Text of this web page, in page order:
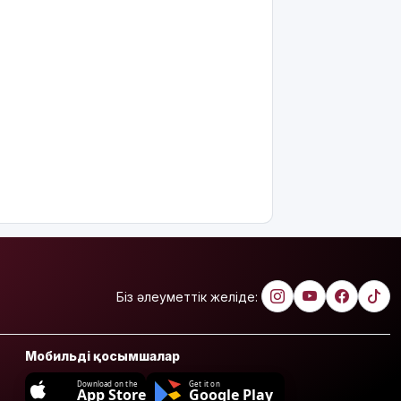
Біз әлеуметтік желіде:
Мобильді қосымшалар
Download on the
App Store
Get it on
Google Play